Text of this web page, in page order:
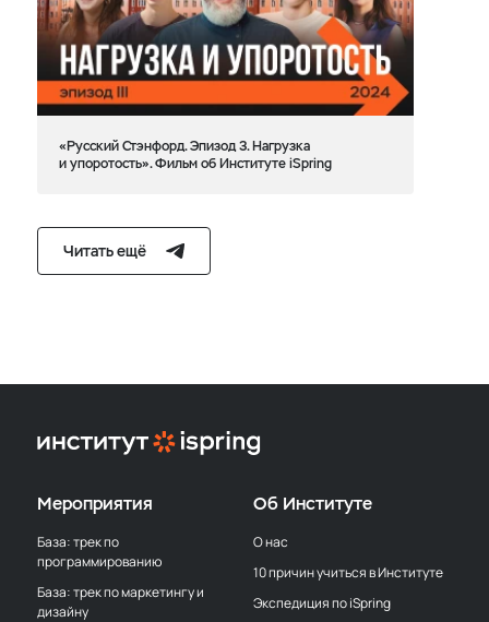
«Русский Стэнфорд. Эпизод 3. Нагрузка
и упоротость». Фильм об Институте iSpring
Читать ещё
Мероприятия
База: трек по
программированию
База: трек по маркетингу и
дизайну
Об Институте
О нас
10 причин учиться в Институте
Экспедиция по iSpring